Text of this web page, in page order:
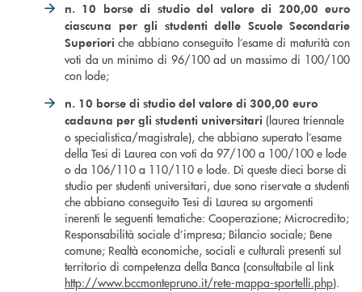
n. 10 borse di studio del valore di 200,00 euro
ciascuna per gli studenti delle Scuole Secondarie
Superiori che abbiano conseguito l’esame di maturità con
voti da un minimo di 96/100 ad un massimo di 100/100
con lode;
n. 10 borse di studio del valore di 300,00 euro
cadauna per gli studenti universitari (laurea triennale
o specialistica/magistrale), che abbiano superato l’esame
della Tesi di Laurea con voti da 97/100 a 100/100 e lode
o da 106/110 a 110/110 e lode. Di queste dieci borse di
studio per studenti universitari, due sono riservate a studenti
che abbiano conseguito Tesi di Laurea su argomenti
inerenti le seguenti tematiche: Cooperazione; Microcredito;
Responsabilità sociale d’impresa; Bilancio sociale; Bene
comune; Realtà economiche, sociali e culturali presenti sul
territorio di competenza della Banca (consultabile al link
http://www.bccmontepruno.it/rete-mappa-sportelli.php).